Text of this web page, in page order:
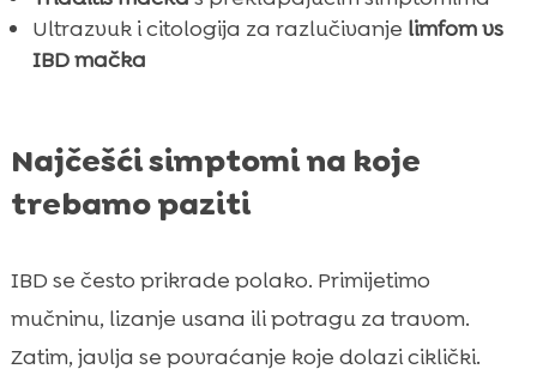
Ultrazvuk i citologija za razlučivanje limfom vs
IBD mačka
Najčešći simptomi na koje
trebamo paziti
IBD se često prikrade polako. Primijetimo
mučninu, lizanje usana ili potragu za travom.
Zatim, javlja se povraćanje koje dolazi ciklički.